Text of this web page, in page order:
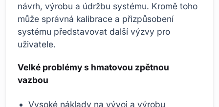
návrh, výrobu a údržbu systému. Kromě toho
může správná kalibrace a přizpůsobení
systému představovat další výzvy pro
uživatele.
Velké problémy s hmatovou zpětnou
vazbou
Vysoké náklady na vývoj a výrobu